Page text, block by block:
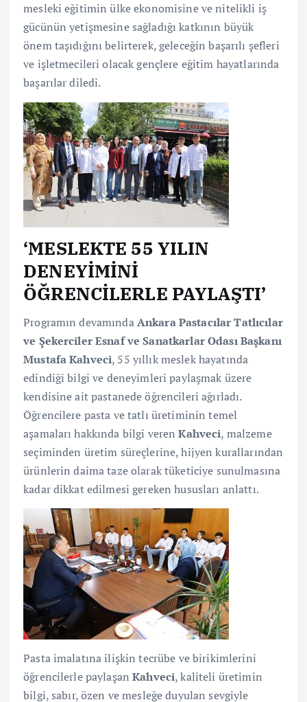
mesleki eğitimin ülke ekonomisine ve nitelikli iş
gücünün yetişmesine sağladığı katkının büyük
önem taşıdığını belirterek, geleceğin başarılı şefleri
ve işletmecileri olacak gençlere eğitim hayatlarında
başarılar diledi.
‘MESLEKTE 55 YILIN
DENEYİMİNİ
ÖĞRENCİLERLE PAYLAŞTI’
Programın devamındaAnkara Pastacılar Tatlıcılar
ve Şekerciler Esnaf ve Sanatkarlar Odası Başkanı
Mustafa Kahveci, 55 yıllık meslek hayatında
edindiği bilgi ve deneyimleri paylaşmak üzere
kendisine ait pastanede öğrencileri ağırladı.
Öğrencilere pasta ve tatlı üretiminin temel
aşamaları hakkında bilgi verenKahveci, malzeme
seçiminden üretim süreçlerine, hijyen kurallarından
ürünlerin daima taze olarak tüketiciye sunulmasına
kadar dikkat edilmesi gereken hususları anlattı.
Pasta imalatına ilişkin tecrübe ve birikimlerini
öğrencilerle paylaşanKahveci, kaliteli üretimin
bilgi, sabır, özen ve mesleğe duyulan sevgiyle